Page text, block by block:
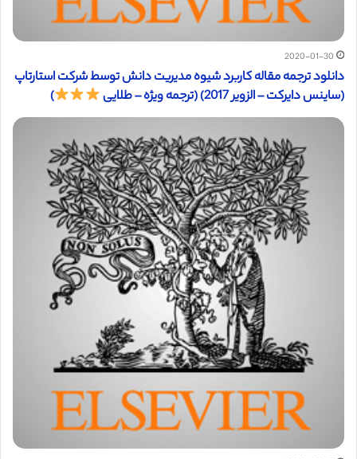
2020-01-30
دانلود ترجمه مقاله کاربرد شیوه مدیریت دانش توسط شرکت استارتاپ
(ساینس دایرکت – الزویر 2017) (ترجمه ویژه – طلایی
)